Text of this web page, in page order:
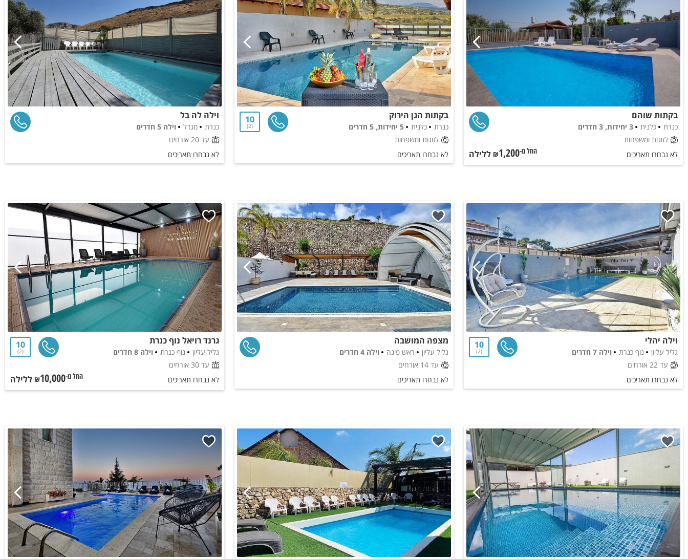
בקתות שוהם
כנרת כלנית
3 יחידות, 3 חדרים
לזוגות ומשפחות
לא נבחרו תאריכים
החל מ-₪1,200 ללילה
בקתות הגן הירוק
כנרת כלנית
5 יחידות, 5 חדרים
לזוגות ומשפחות
10
2
לא נבחרו תאריכים
וילה לה בל
כנרת מגדל
וילה 5 חדרים
עד 20 אורחים
לא נבחרו תאריכים
וילה יהלי
גליל עליון נוף כנרת
וילה 7 חדרים
עד 22 אורחים
10
2
לא נבחרו תאריכים
מצפה המושבה
גליל עליון ראש פינה
וילה 4 חדרים
עד 14 אורחים
לא נבחרו תאריכים
גרנד רויאל נוף כנרת
גליל עליון נוף כנרת
וילה 8 חדרים
עד 30 אורחים
10
2
לא נבחרו תאריכים החל מ-₪10,000 ללילה